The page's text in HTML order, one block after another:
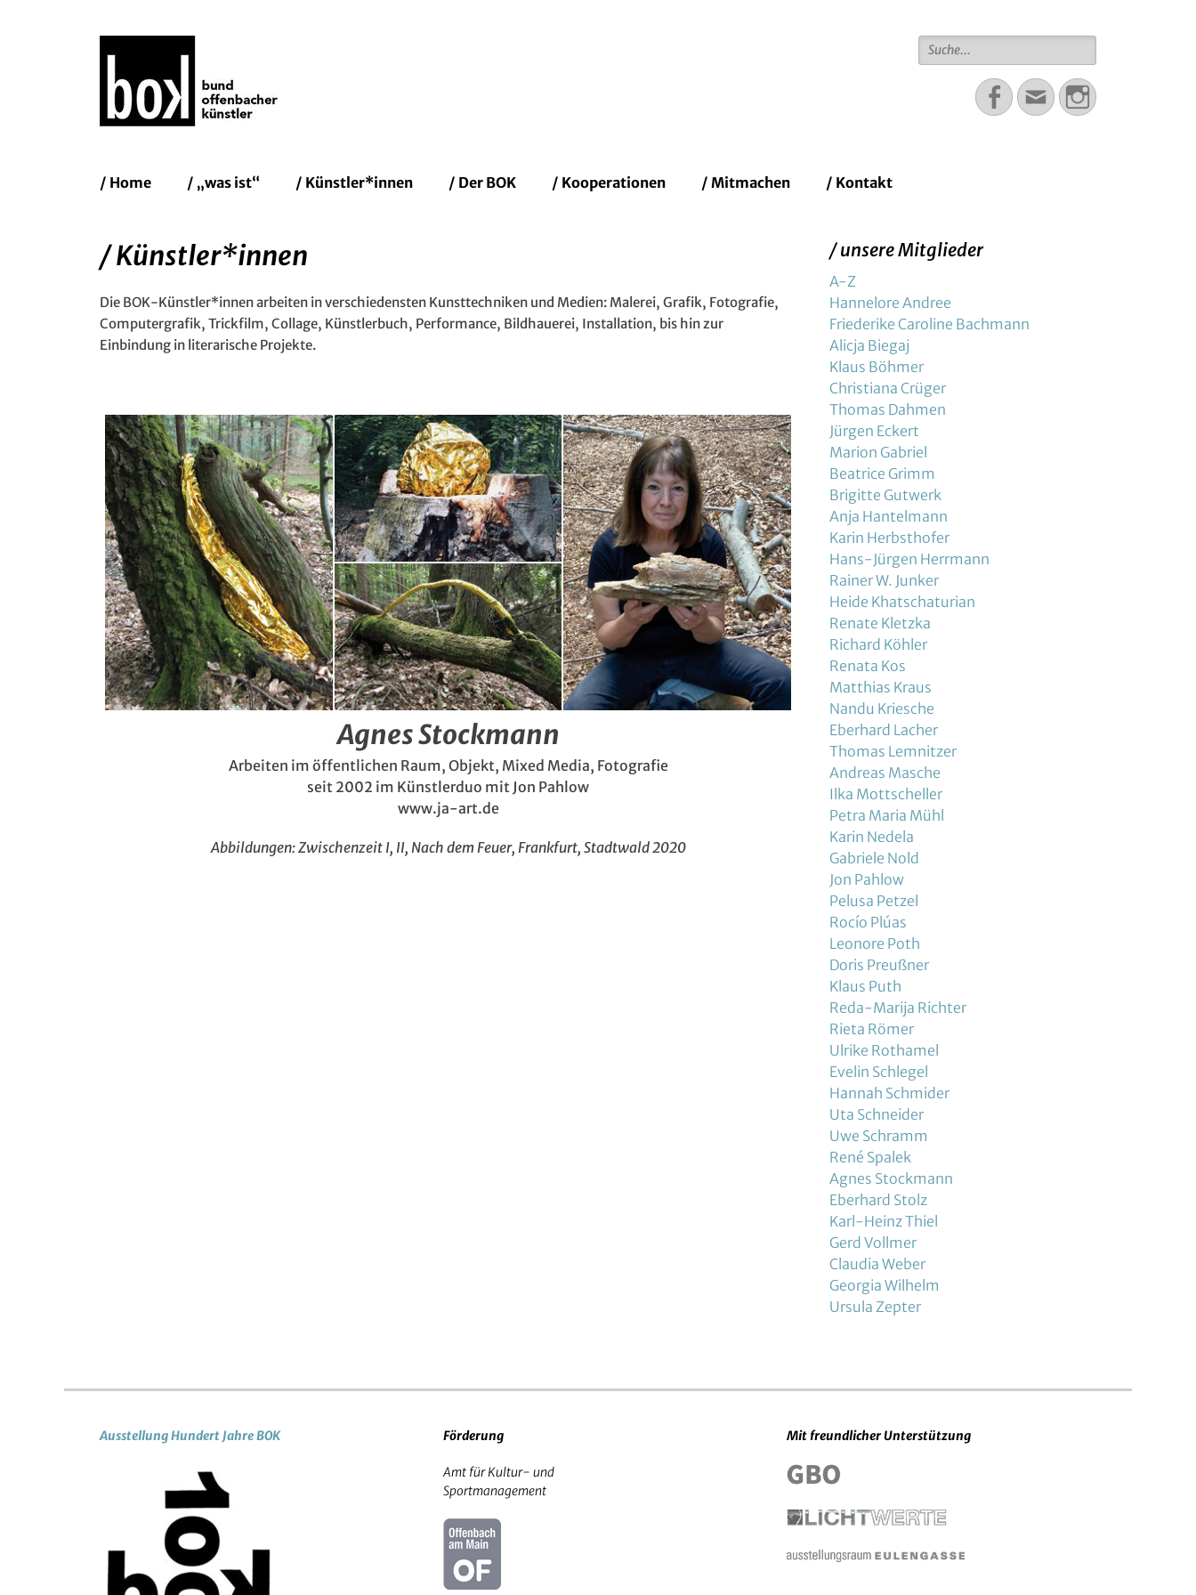
Suche
für:
Facebook
EmailInstagram
Erstes
Zum
Inhalt:
/ Home / „was ist“ / Künstler*innen / Der BOK / Kooperationen / Mitmachen / Kontakt
/ Künstler*innen
Die BOK-Künstler*innen arbeiten in verschiedensten Kunsttechniken und Medien: Malerei, Grafik, Fotografie,
Computergrafik, Trickfilm, Collage, Künstlerbuch, Performance, Bildhauerei, Installation, bis hin zur
Einbindung in literarische Projekte.
Agnes Stockmann
Arbeiten im öffentlichen Raum, Objekt, Mixed Media, Fotografie
seit 2002 im Künstlerduo mit Jon Pahlow
www.ja-art.de
Abbildungen: Zwischenzeit I, II, Nach dem Feuer, Frankfurt, Stadtwald 2020
/ unsere Mitglieder
A-Z
Hannelore Andree
Friederike Caroline Bachmann
Alicja Biegaj
Klaus Böhmer
Christiana Crüger
Thomas Dahmen
Jürgen Eckert
Marion Gabriel
Beatrice Grimm
Brigitte Gutwerk
Anja Hantelmann
Karin Herbsthofer
Hans-Jürgen Herrmann
Rainer W. Junker
Heide Khatschaturian
Renate Kletzka
Richard Köhler
Renata Kos
Matthias Kraus
Nandu Kriesche
Eberhard Lacher
Thomas Lemnitzer
Andreas Masche
Ilka Mottscheller
Petra Maria Mühl
Karin Nedela
Gabriele Nold
Jon Pahlow
Pelusa Petzel
Rocío Plúas
Leonore Poth
Doris Preußner
Klaus Puth
Reda-Marija Richter
Rieta Römer
Ulrike Rothamel
Evelin Schlegel
Hannah Schmider
Uta Schneider
Uwe Schramm
René Spalek
Agnes Stockmann
Eberhard Stolz
Karl-Heinz Thiel
Gerd Vollmer
Claudia Weber
Georgia Wilhelm
Ursula Zepter
Ausstellung Hundert Jahre BOK Förderung
Amt für Kultur- und
Sportmanagement
Mit freundlicher Unterstützung